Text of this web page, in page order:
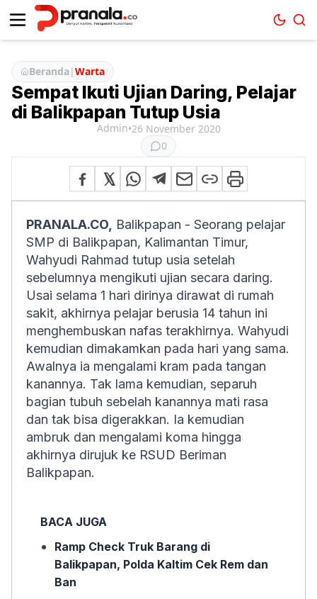
Beranda|Warta
Sempat Ikuti Ujian Daring, Pelajar
di Balikpapan Tutup Usia
Admin•26 November 2020
0
PRANALA.CO,
Balikpapan - Seorang pelajar
SMP di Balikpapan, Kalimantan Timur,
Wahyudi Rahmad tutup usia setelah
sebelumnya mengikuti ujian secara daring.
Usai selama 1 hari dirinya dirawat di rumah
sakit, akhirnya pelajar berusia 14 tahun ini
menghembuskan nafas terakhirnya. Wahyudi
kemudian dimakamkan pada hari yang sama.
Awalnya ia mengalami kram pada tangan
kanannya. Tak lama kemudian, separuh
bagian tubuh sebelah kanannya mati rasa
dan tak bisa digerakkan. Ia kemudian
ambruk dan mengalami koma hingga
akhirnya dirujuk ke RSUD Beriman
Balikpapan.
BACA JUGA
Ramp Check Truk Barang di
Balikpapan, Polda Kaltim Cek Rem dan
Ban